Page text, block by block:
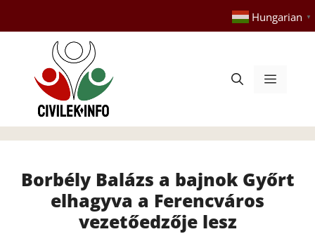
tartalomba
Hungarian ▼
Menü
Borbély Balázs a bajnok Győrt
elhagyva a Ferencváros
vezetőedzője lesz